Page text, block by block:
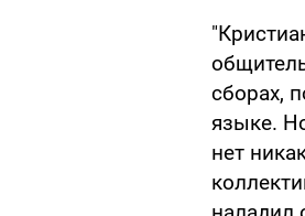
сборах,
языке.
нет